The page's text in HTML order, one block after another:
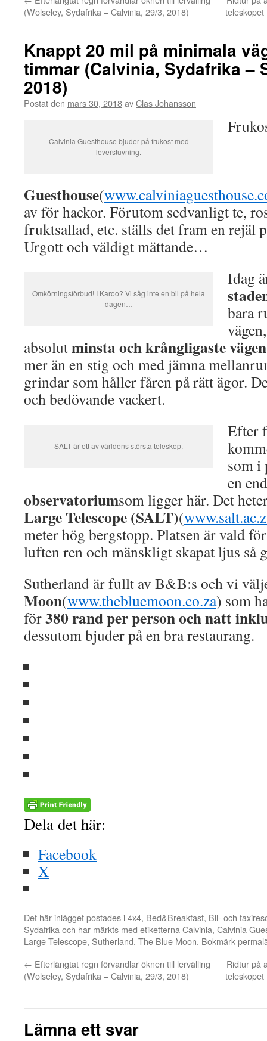
(Wolseley, Sydafrika – Calvinia, 29/3, 2018)
Knappt 20 mil på minimala
timmar (Calvinia, Sydafrika –
2018)
Postat den mars 30, 2018avClas Johansson
Calvinia Guesthouse bjuder på frukost med
leverstuvning.
Guesthouse(
av för hackor. Förutom sedvanligt te,
fruktsallad, etc. ställs det fram en rejäl
Urgott och väldigt mättande…
Omkörningsförbud! I Karoo? Vi såg inte en bil på hela
dagen…
Idag
bara
absolutminsta och krångligaste vägen
mer än en stig och med jämna
grindar som håller fåren på rätt ägor.
och bedövande vackert.
SALT är ett av världens största teleskop.
Efter
som i
en
observatoriumsom ligger här. Det
Large Telescope (SALT)(
meter hög bergstopp. Platsen är vald
luften ren och mänskligt skapat ljus så
Sutherland är fullt av B&B:s och vi
Moon(www.thebluemoon.co.za) som
för380 rand per person och natt
dessutom bjuder på en bra restaurang.
Dela det här:
Facebook
X
Det här inlägget postades i4x4, Bed&Breakfast, Bil- och
Sydafrika och har märkts med etiketterna Calvinia, Calvinia
Large Telescope, Sutherland, The Blue Moon. Bokmärk
← Efterlängtat regn förvandlar öknen till lervälling
(Wolseley, Sydafrika – Calvinia, 29/3, 2018)
Ridtur på
Lämna ett svar